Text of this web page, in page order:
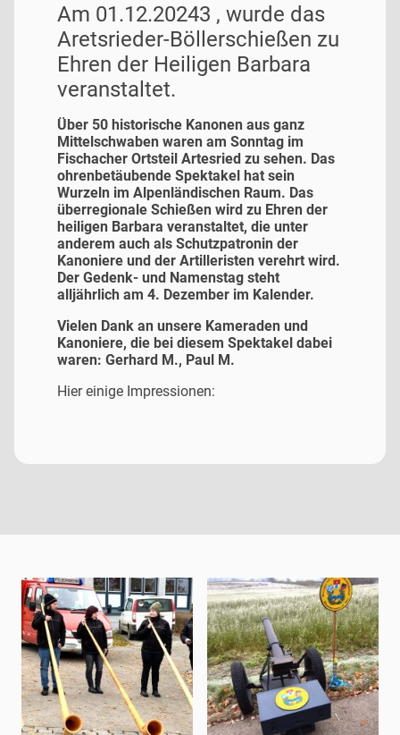
Am 01.12.20243 , wurde das
Aretsrieder-Böllerschießen zu
Ehren der Heiligen Barbara
veranstaltet.
Über 50 historische Kanonen aus ganz
Mittelschwaben waren am Sonntag im
Fischacher Ortsteil Artesried zu sehen. Das
ohrenbetäubende Spektakel hat sein
Wurzeln im Alpenländischen Raum. Das
überregionale Schießen wird zu Ehren der
heiligen Barbara veranstaltet, die unter
anderem auch als Schutzpatronin der
Kanoniere und der Artilleristen verehrt wird.
Der Gedenk- und Namenstag steht
alljährlich am 4. Dezember im Kalender.
Vielen Dank an unsere Kameraden und
Kanoniere, die bei diesem Spektakel dabei
waren: Gerhard M., Paul M.
Hier einige Impressionen: